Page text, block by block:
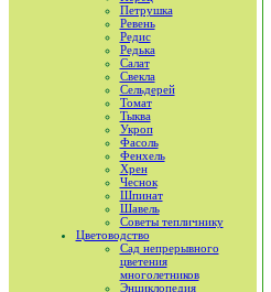
Петрушка
Ревень
Редис
Редька
Салат
Свекла
Сельдерей
Томат
Тыква
Укроп
Фасоль
Фенхель
Хрен
Чеснок
Шпинат
Шавель
Советы тепличнику
Цветоводство
Сад непрерывного
цветения
многолетников
Энциклопедия